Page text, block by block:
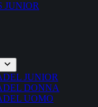
JUNIOR
JUNIOR
DONNA
UOMO